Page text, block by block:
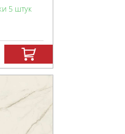
5 штук